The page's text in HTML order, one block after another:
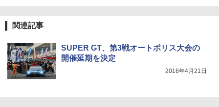
関連記事
SUPER GT、第3戦オートポリス大会の
開催延期を決定
2016年4月21日